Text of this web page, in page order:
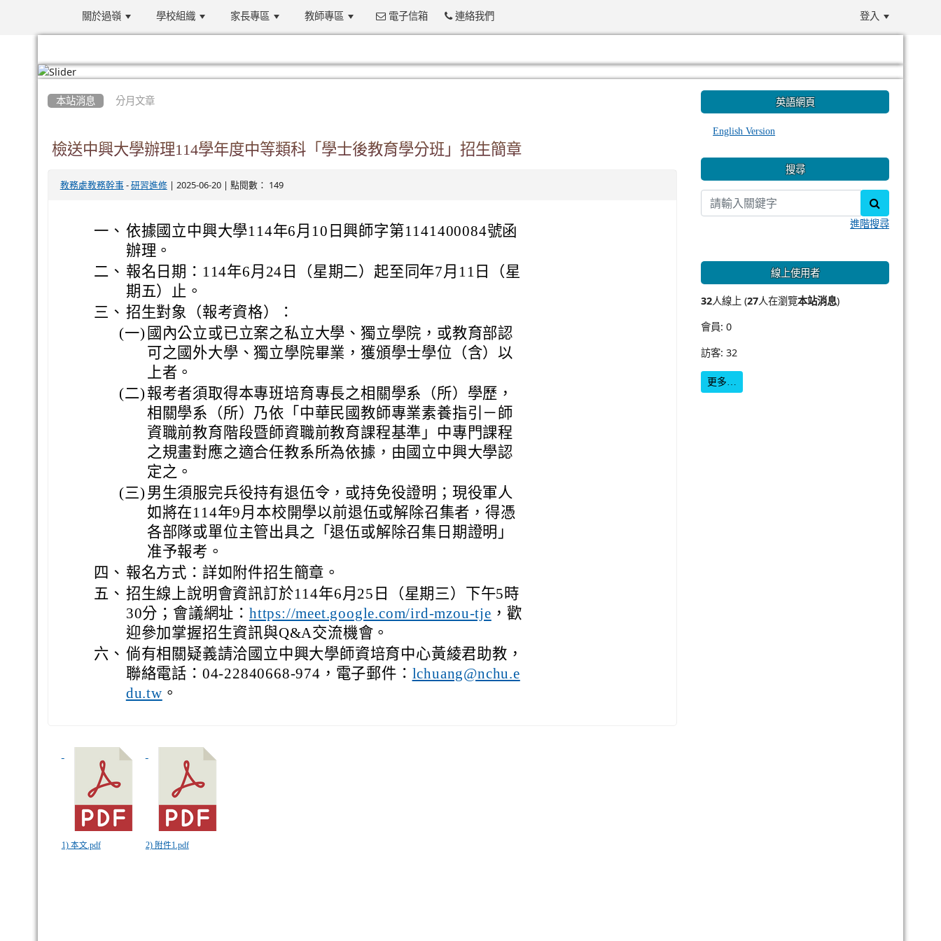
關於過嶺 學校組織 家長專區 教師專區 電子信箱 連絡我們 登入
本站消息 分月文章
檢送中興大學辦理114學年度中等類科「學士後教育學分班」招生簡章
教務處教務幹事- 研習進修| 2025-06-20 | 點閱數： 149
一、 依據國立中興大學114年6月10日興師字第1141400084號函
辦理。
二、 報名日期：114年6月24日（星期二）起至同年7月11日（星
期五）止。
三、 招生對象（報考資格）：
(一) 國內公立或已立案之私立大學、獨立學院，或教育部認
可之國外大學、獨立學院畢業，獲頒學士學位（含）以
上者。
(二) 報考者須取得本專班培育專長之相關學系（所）學歷，
相關學系（所）乃依「中華民國教師專業素養指引－師
資職前教育階段暨師資職前教育課程基準」中專門課程
之規畫對應之適合任教系所為依據，由國立中興大學認
定之。
(三) 男生須服完兵役持有退伍令，或持免役證明；現役軍人
如將在114年9月本校開學以前退伍或解除召集者，得憑
各部隊或單位主管出具之「退伍或解除召集日期證明」
准予報考。
四、 報名方式：詳如附件招生簡章。
五、 招生線上說明會資訊訂於114年6月25日（星期三）下午5時
30分；會議網址： https://meet.google.com/ird-mzou-tje ，歡
迎參加掌握招生資訊與Q&A交流機會。
六、 倘有相關疑義請洽國立中興大學師資培育中心黃綾君助教，
聯絡電話：04-22840668-974，電子郵件： lchuang@nchu.e
du.tw 。
1) 本文.pdf 2) 附件1.pdf
英語網頁
English Version
搜尋
進階搜尋
線上使用者
32人線上 (27人在瀏覽本站消息)
會員: 0
訪客: 32
更多…